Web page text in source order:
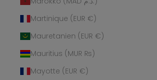
Martinique (EUR €)
Mauretanien (EUR €)
Mauritius (MUR ₨)
Mayotte (EUR €)